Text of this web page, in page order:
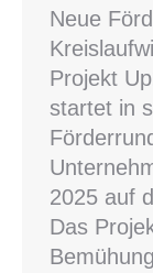
Neue
Projekt
startet in
2025 auf
Das